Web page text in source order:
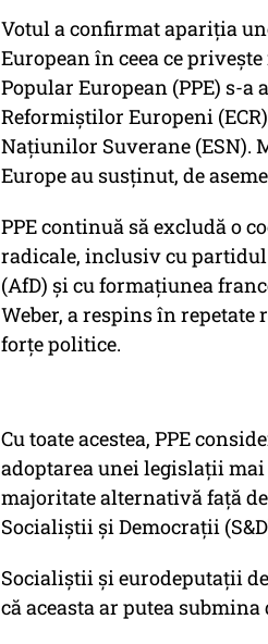
Votul a confirmat apariția
European în ceea ce
Popular European (PPE) s-
Reformiștilor Europeni
Națiunilor Suverane (ESN).
Europe au susținut, de
PPE continuă să excludă o
radicale, inclusiv cu
(AfD) și cu formațiunea
Weber, a respins în
forțe politice.
Cu toate acestea, PPE
adoptarea unei legislații
majoritate alternativă față
Socialiștii și Democrații
Socialiștii și eurodeputații
că aceasta ar putea